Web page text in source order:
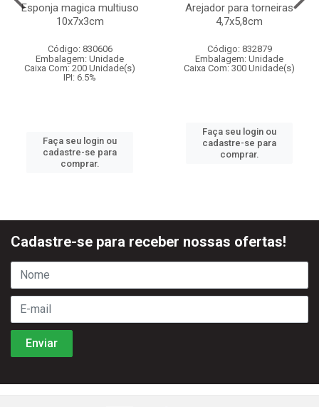
Esponja magica multiuso
10x7x3cm
Código: 830606
Embalagem: Unidade
Caixa Com: 200 Unidade(s)
IPI: 6.5%
Faça seu login ou
cadastre-se para
comprar.
Arejador para torneiras
4,7x5,8cm
Código: 832879
Embalagem: Unidade
Caixa Com: 300 Unidade(s)
Faça seu login ou
cadastre-se para
comprar.
Cadastre-se para receber nossas ofertas!